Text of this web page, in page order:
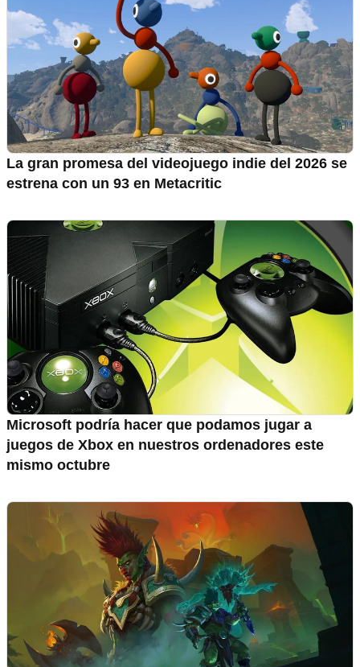
La gran promesa del videojuego indie del 2026 se
estrena con un 93 en Metacritic
Microsoft podría hacer que podamos jugar a
juegos de Xbox en nuestros ordenadores este
mismo octubre